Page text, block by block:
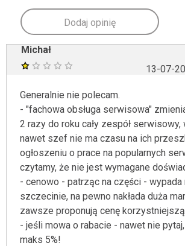
Dodaj opinię
Michał
13-07-
Generalnie nie polecam.
- "fachowa obsługa serwisowa"
2 razy do roku cały zespół serwisowy,
nawet szef nie ma czasu na ich
ogłoszeniu o prace na popularnych
czytamy, że nie jest wymagane
- cenowo - patrząc na części - wypada
szczecinie, na pewno nakłada duża
zawsze proponują cenę
- jeśli mowa o rabacie - nawet nie
maks 5%!